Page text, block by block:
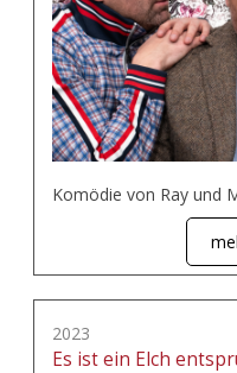
Komödie von Ray und
2023
Es ist ein Elch